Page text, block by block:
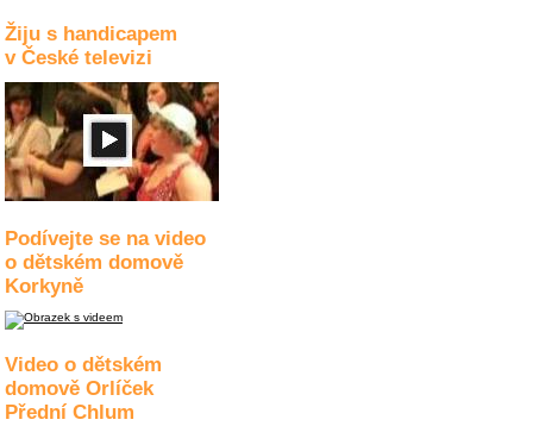
Žiju s handicapem
v České televizi
Podívejte se na video
o dětském domově
Korkyně
Video o dětském
domově Orlíček
Přední Chlum